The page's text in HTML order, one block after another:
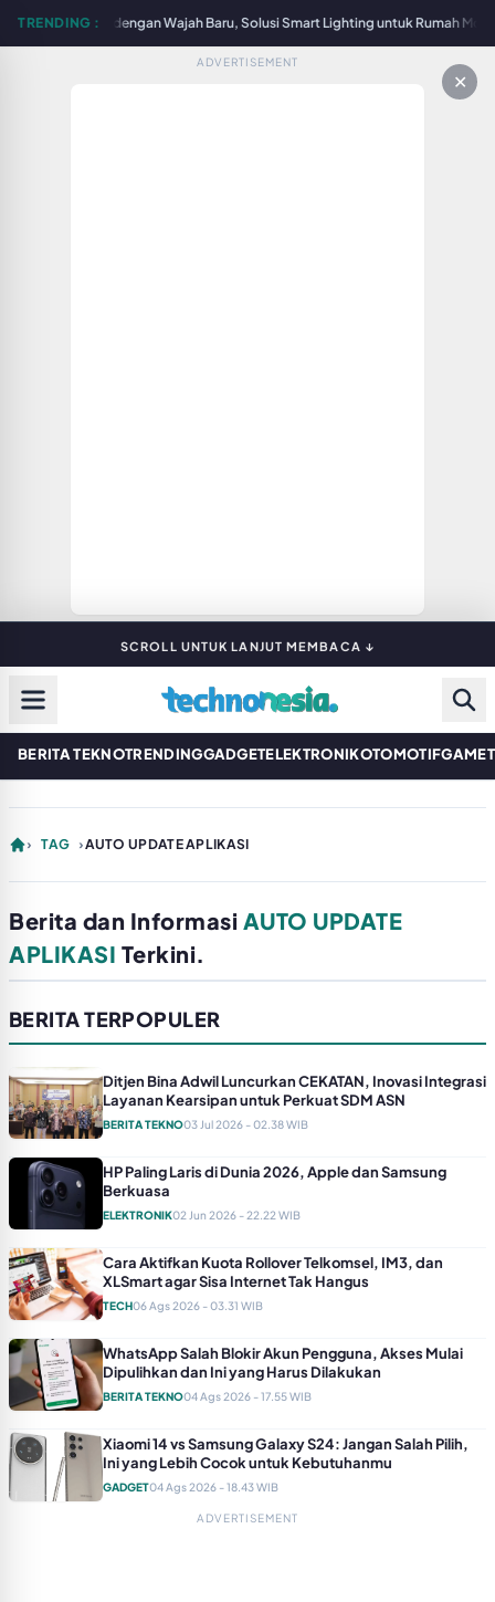
TRENDING :
Hadir dengan Wajah Baru, Solusi Smart Lighting untuk Rumah Modern
✕
ADVERTISEMENT
SCROLL UNTUK LANJUT MEMBACA ↓
BERITA TEKNOTRENDINGGADGETELEKTRONIKOTOMOTIFGAME
› TAG ›AUTO UPDATE APLIKASI
Berita dan Informasi AUTO UPDATE
APLIKASI Terkini.
BERITA TERPOPULER
Ditjen Bina Adwil Luncurkan CEKATAN, Inovasi Integrasi
Layanan Kearsipan untuk Perkuat SDM ASN
BERITA TEKNO03 Jul 2026 - 02.38 WIB
HP Paling Laris di Dunia 2026, Apple dan Samsung
Berkuasa
ELEKTRONIK02 Jun 2026 - 22.22 WIB
Cara Aktifkan Kuota Rollover Telkomsel, IM3, dan
XLSmart agar Sisa Internet Tak Hangus
TECH06 Ags 2026 - 03.31 WIB
WhatsApp Salah Blokir Akun Pengguna, Akses Mulai
Dipulihkan dan Ini yang Harus Dilakukan
BERITA TEKNO04 Ags 2026 - 17.55 WIB
Xiaomi 14 vs Samsung Galaxy S24: Jangan Salah Pilih,
Ini yang Lebih Cocok untuk Kebutuhanmu
GADGET04 Ags 2026 - 18.43 WIB
ADVERTISEMENT